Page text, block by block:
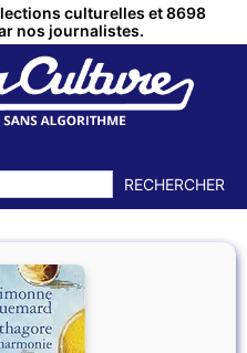
culturelles et 8698
nos journalistes.
RECHERCHER